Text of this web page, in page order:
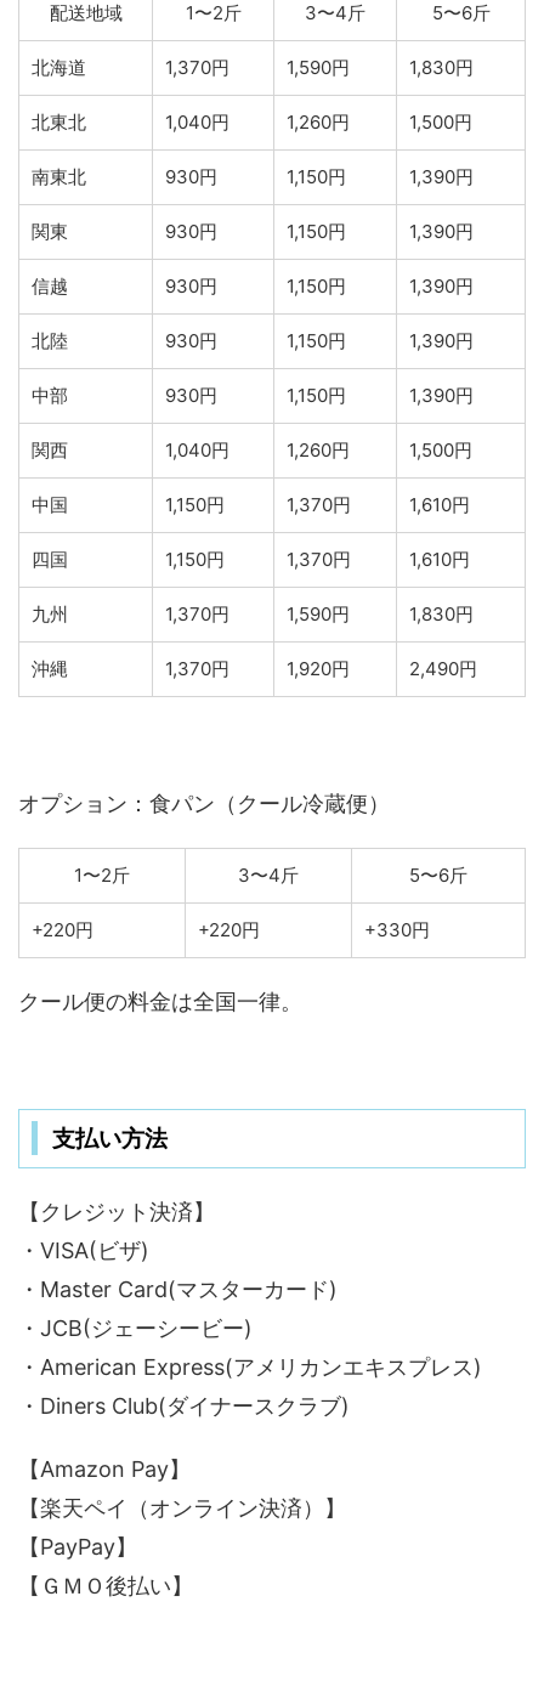
配送地域 1〜2斤 3〜4斤 5〜6斤
北海道 1,370円 1,590円 1,830円
北東北 1,040円 1,260円 1,500円
南東北 930円 1,150円 1,390円
関東 930円 1,150円 1,390円
信越 930円 1,150円 1,390円
北陸 930円 1,150円 1,390円
中部 930円 1,150円 1,390円
関西 1,040円 1,260円 1,500円
中国 1,150円 1,370円 1,610円
四国 1,150円 1,370円 1,610円
九州 1,370円 1,590円 1,830円
沖縄 1,370円 1,920円 2,490円
オプション：食パン（クール冷蔵便）
1〜2斤 3〜4斤 5〜6斤
+220円 +220円 +330円
クール便の料金は全国一律。
支払い方法
【クレジット決済】
・VISA(ビザ)
・Master Card(マスターカード)
・JCB(ジェーシービー)
・American Express(アメリカンエキスプレス)
・Diners Club(ダイナースクラブ)
【Amazon Pay】
【楽天ペイ（オンライン決済）】
【PayPay】
【ＧＭＯ後払い】